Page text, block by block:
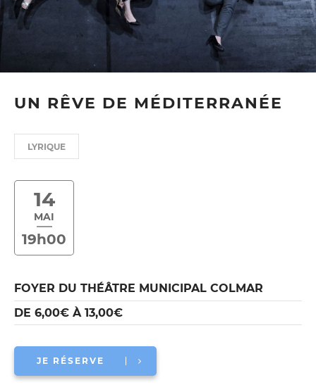
UN RÊVE DE MÉDITERRANÉE
LYRIQUE
14
MAI
19h00
FOYER DU THÉÂTRE MUNICIPAL COLMAR
DE 6,00€ À 13,00€
JE RÉSERVE